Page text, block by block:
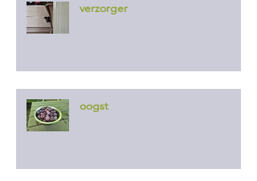
verzorger
oogst